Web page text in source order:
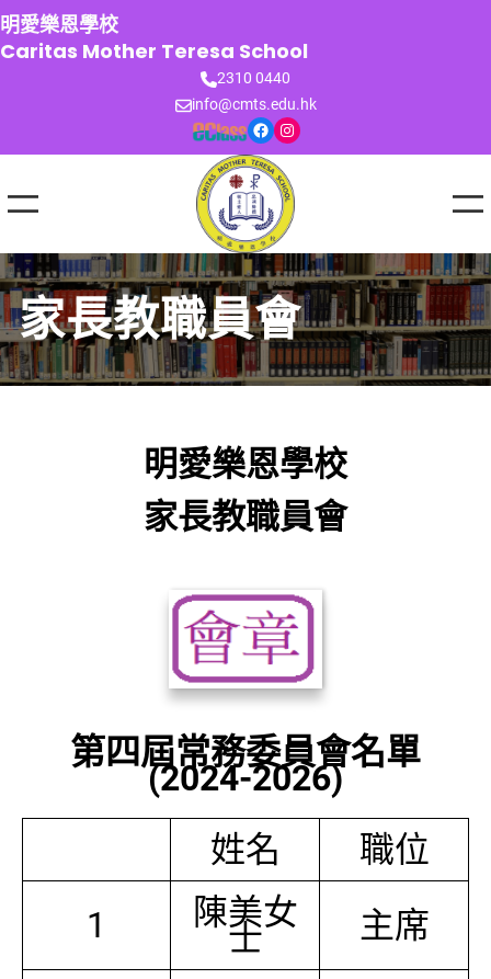
跳
至
主
明愛樂恩學校
Caritas Mother Teresa School
2310 0440
info@cmts.edu.hk
Facebook Instagram
家長教職員會
明愛樂恩學校
家長教職員會
第四屆常務委員會名單
(2024-2026)
姓名
職位
1
陳美女
士 主席